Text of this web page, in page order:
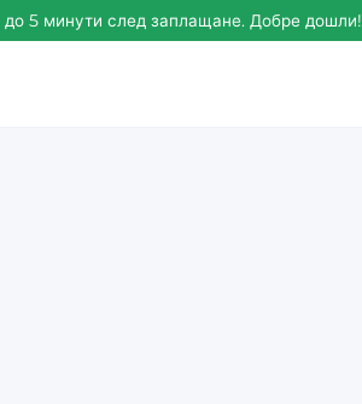
5 минути след заплащане. Добре дошли!